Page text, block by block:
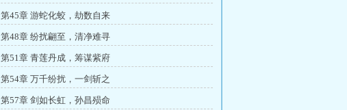
第45章 游蛇化蛟，劫数自来
第48章 纷扰翩至，清净难寻
第51章 青莲丹成，筹谋紫府
第54章 万千纷扰，一剑斩之
第57章 剑如长虹，孙昌殒命